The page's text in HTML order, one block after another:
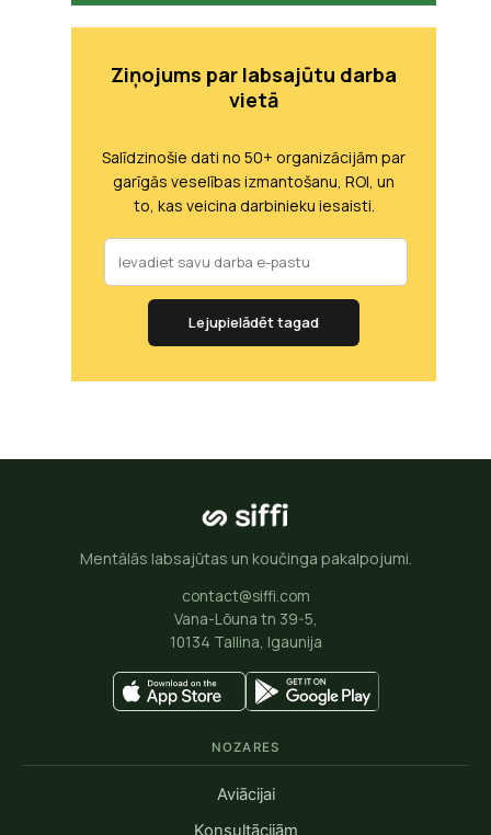
Ziņojums par labsajūtu darba
vietā
Salīdzinošie dati no 50+ organizācijām par
garīgās veselības izmantošanu, ROI, un
to, kas veicina darbinieku iesaisti.
Lejupielādēt tagad
Mentālās labsajūtas un koučinga pakalpojumi.
contact@siffi.com
Vana-Lõuna tn 39-5,
10134 Tallina, Igaunija
NOZARES
Aviācijai
Konsultācijām